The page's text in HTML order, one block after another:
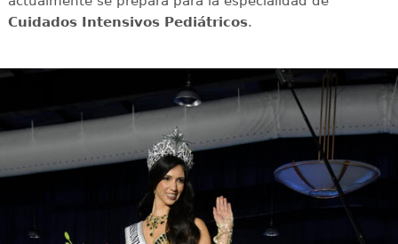
Cuidados Intensivos Pediátricos.